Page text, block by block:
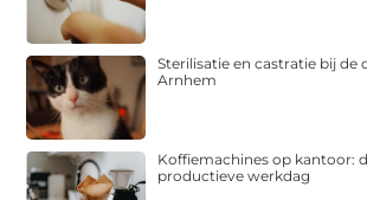
Sterilisatie en castratie bij de
Arnhem
Koffiemachines op kantoor:
productieve werkdag